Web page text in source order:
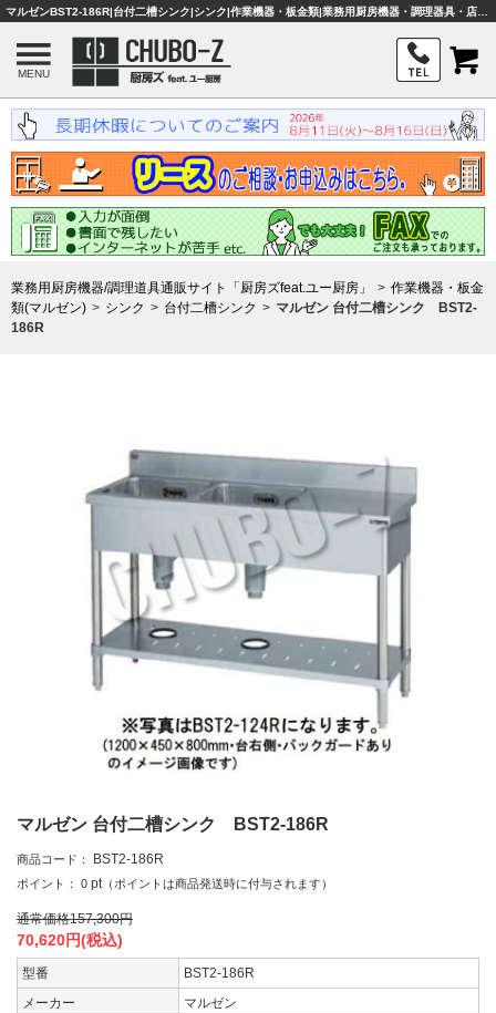
MENU
業務用厨房機器/調理道具通販サイト「厨房ズfeat.ユー厨房」
作業機器・板金
類(マルゼン)
シンク 台付二槽シンク
マルゼン 台付二槽シンク BST2-
186R
マルゼン 台付二槽シンク BST2-186R
商品コード： BST2-186R
ポイント： 0 pt （ポイントは商品発送時に付与されます）
通常価格157,300円
70,620円(税込)
型番
BST2-186R
メーカー
マルゼン